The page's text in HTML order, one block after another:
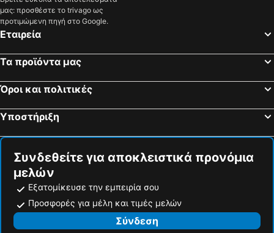
μας: προσθέστε το trivago ως
προτιμώμενη πηγή στο Google.
Εταιρεία
Τα προϊόντα μας
Όροι και πολιτικές
Υποστήριξη
Συνδεθείτε για αποκλειστικά προνόμια
μελών
Εξατομίκευσε την εμπειρία σου
Προσφορές για μέλη και τιμές μελών
Σύνδεση